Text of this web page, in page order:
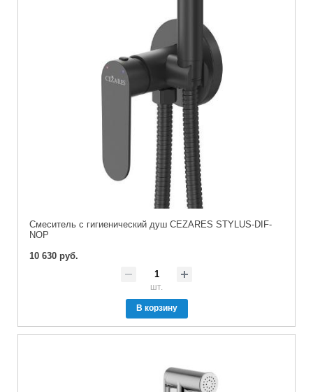
Смеситель с гигиенический душ CEZARES STYLUS-DIF-
NOP
10 630 руб.
шт.
В корзину